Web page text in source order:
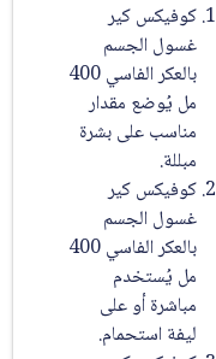
كوفيكس كير
غسول الجسم
بالعكر الفاسي 400
مل يُوضع مقدار
مناسب على بشرة
مبللة.
كوفيكس كير
غسول الجسم
بالعكر الفاسي 400
مل يُستخدم
مباشرة أو على
ليفة استحمام.